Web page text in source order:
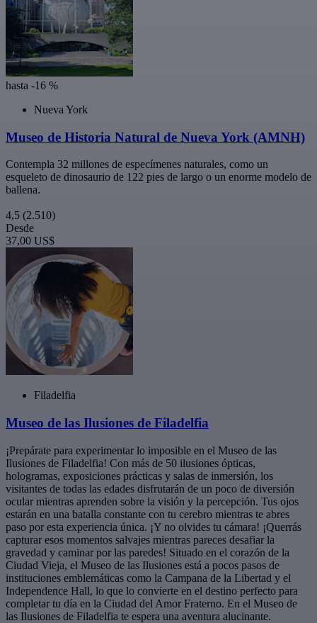
hasta -16 %
Nueva York
Museo de Historia Natural de Nueva York (AMNH)
Contempla 32 millones de especímenes naturales, como un
esqueleto de dinosaurio de 122 pies de largo o un enorme modelo de
ballena.
4,5 (2.510)
Desde
37,00 US$
Filadelfia
Museo de las Ilusiones de Filadelfia
¡Prepárate para experimentar lo imposible en el Museo de las
Ilusiones de Filadelfia! Con más de 50 ilusiones ópticas,
hologramas, exposiciones prácticas y salas de inmersión, los
visitantes de todas las edades disfrutarán de un poco de diversión
ocular mientras aprenden sobre la visión y la percepción. Tus ojos
estarán en una batalla constante con tu cerebro mientras te abres
paso por esta experiencia única. ¡Y no olvides tu cámara! ¡Querrás
capturar esos momentos salvajes mientras pareces desafiar la
gravedad y caminar por las paredes! Situado en el corazón de la
Ciudad Vieja, el Museo de las Ilusiones está a pocos pasos de
instituciones emblemáticas como la Campana de la Libertad y el
Independence Hall, lo que lo convierte en el destino perfecto para
completar tu día en la Ciudad del Amor Fraterno. En el Museo de
las Ilusiones de Filadelfia te espera una aventura alucinante.